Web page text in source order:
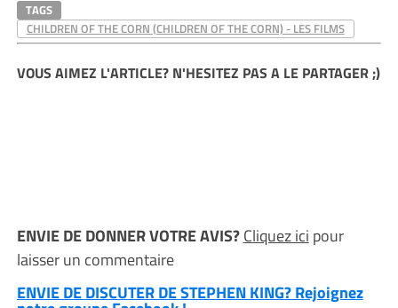
TAGS
CHILDREN OF THE CORN (CHILDREN OF THE CORN) - LES FILMS
VOUS AIMEZ L'ARTICLE? N'HESITEZ PAS A LE PARTAGER ;)
ENVIE DE DONNER VOTRE AVIS?Cliquez ici pour
laisser un commentaire
ENVIE DE DISCUTER DE STEPHEN KING? Rejoignez